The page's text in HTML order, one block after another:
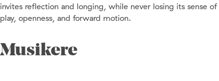
invites reflection and longing, while never losing its sense of
play, openness, and forward motion.
Musikere